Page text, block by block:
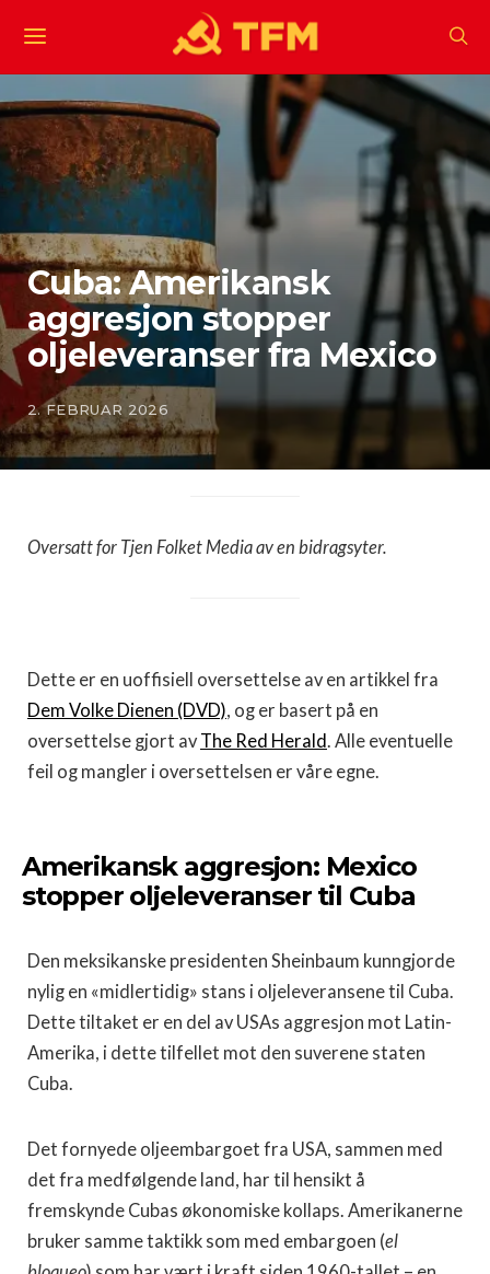
Cuba: Amerikansk
aggresjon stopper
oljeleveranser fra Mexico
2. FEBRUAR 2026
Oversatt for Tjen Folket Media av en bidragsyter.
Dette er en uoffisiell oversettelse av en artikkel fra
Dem Volke Dienen (DVD), og er basert på en
oversettelse gjort avThe Red Herald. Alle eventuelle
feil og mangler i oversettelsen er våre egne.
Amerikansk aggresjon: Mexico
stopper oljeleveranser til Cuba
Den meksikanske presidenten Sheinbaum kunngjorde
nylig en «midlertidig» stans i oljeleveransene til Cuba.
Dette tiltaket er en del av USAs aggresjon mot Latin-
Amerika, i dette tilfellet mot den suverene staten
Cuba.
Det fornyede oljeembargoet fra USA, sammen med
det fra medfølgende land, har til hensikt å
fremskynde Cubas økonomiske kollaps. Amerikanerne
bruker samme taktikk som med embargoen (el